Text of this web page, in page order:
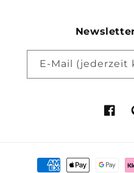
E-Mail (jederzeit
Zahlungsmethoden